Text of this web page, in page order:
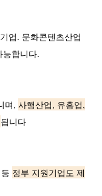
업. 문화콘텐츠산업
능합니다.
며, 사행산업, 유흥업,
됩니다
정부 지원기업도 제